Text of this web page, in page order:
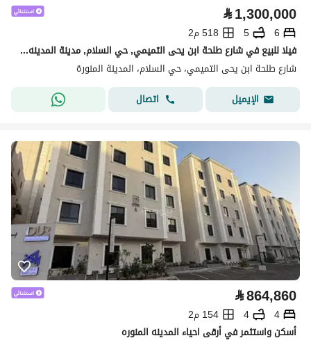
⃁1,300,000
6
5
518 م2
فيلا للبيع في شارع طلحة ابن يحى التميمي, حي السلام, مدينة المدينه المنوره, منطقة المدينة المنورة
شارع طلحة ابن يحى التميمي، حي السلام، المدينة المنورة
الإيميل
اتصال
⃁864,860
4
4
154 م2
أسكن واستثمر في أرقى احياء المدينه المنوره